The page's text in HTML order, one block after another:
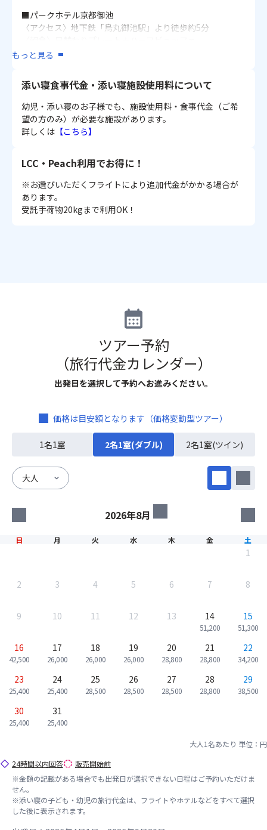
■パークホテル京都御池
〈アクセス〉地下鉄「烏丸御池駅」より徒歩約5分
〈客室〉洋室 1～3名1室：20～23㎡
■ホテルモントレ京都
★30日前のご予約で早期申込割引あり（おひとり様/1泊）
〈アクセス〉地下鉄「烏丸御池駅」より徒歩約2分
〈朝食〉ビュッフェ
〈客室〉洋室 1名1室：20㎡ / 2・3名1室：22～26㎡ /3・4
・レイトチェックアウト：12時（通常11時）
■オークウッドホテル京都御池
★60・30日前のご予約で早期申込割引あり（おひとり様/1
泊）
■アーバンホテル京都四条プレミアム
〈アクセス〉阪急「大宮駅」より徒歩約5分
〈客室〉洋室 1・2名1室（ダブル）：17㎡ / 2名1室：20㎡
👑エスペリアホテル京都｜ミストサウナ付大浴場
〈アクセス〉JR「丹波口駅」より徒歩約4分
〈客室〉洋室 1・2名1室（ハリウッドツイン）：19㎡
画像：パークホテル京都御池_客室一例
もっと見る
添い寝食事代金・添い寝施設使用料について
幼児・添い寝のお子様でも、施設使用料・食事代金（ご希
望の方のみ）が必要な施設があります。
詳しくは 【こちら】
LCC・Peach利用でお得に！
※お選びいただくフライトにより追加代金がかかる場合が
あります。
受託手荷物20kgまで利用OK！
ツアー予約
（旅行代金カレンダー）
出発日を選択して予約へお進みください。
価格は目安額となります（価格変動型ツアー）
1名1室 2名1室(ダブル) 2名1室(ツイン)
日 月 火 水 木 金 土
1
2 3 4 5 6 7 8
9 10 11 12 13 14
51,200
15
51,300
16
42,500
17
26,000
18
26,000
19
26,000
20
28,800
21
28,800
22
34,200
23
25,400
24
25,400
25
28,500
26
28,500
27
28,500
28
28,800
29
38,500
30
25,400
31
25,400
大人1名あたり 単位：円
24時間以内回答
販売開始前
※金額の記載がある場合でも出発日が選択できない日程はご予約いただけま
せん。
※添い寝の子ども・幼児の旅行代金は、フライトやホテルなどをすべて選択
した後に表示されます。